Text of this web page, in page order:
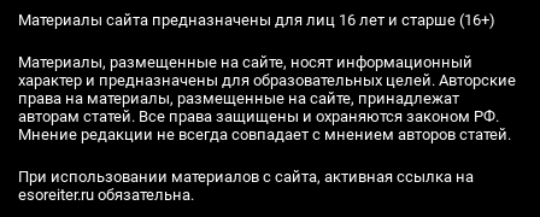
Материалы сайта предназначены для лиц 16 лет и старше (16+)
Материалы, размещенные на сайте, носят информационный
характер и предназначены для образовательных целей. Авторские
права на материалы, размещенные на сайте, принадлежат
авторам статей. Все права защищены и охраняются законом РФ.
Мнение редакции не всегда совпадает с мнением авторов статей.
При использовании материалов с сайта, активная ссылка на
esoreiter.ru обязательна.